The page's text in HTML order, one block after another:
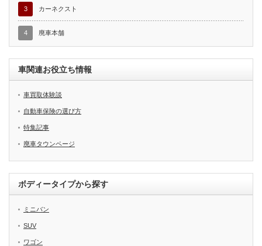
3 カーネクスト
4 廃車本舗
車関連お役立ち情報
車買取体験談
自動車保険の選び方
特集記事
廃車タウンページ
ボディータイプから探す
ミニバン
SUV
ワゴン